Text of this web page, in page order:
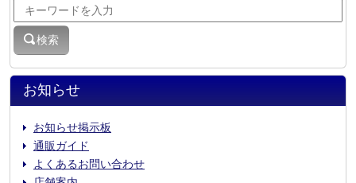
お知らせ
お知らせ掲示板
通販ガイド
よくあるお問い合わせ
検索